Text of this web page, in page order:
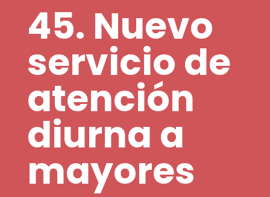
45. Nuevo
servicio de
atención
diurna a
mayores